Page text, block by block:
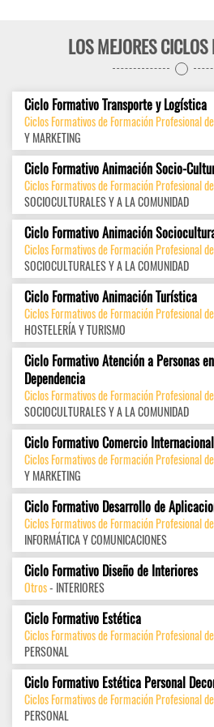
LOS MEJORES
Ciclo Formativo Transporte y Logística
Ciclos Formativos de Formación Profesional
Y MARKETING
Ciclo Formativo Animación Socio-
Ciclos Formativos de Formación Profesional
SOCIOCULTURALES Y A LA COMUNIDAD
Ciclo Formativo Animación
Ciclos Formativos de Formación Profesional
SOCIOCULTURALES Y A LA COMUNIDAD
Ciclo Formativo Animación Turística
Ciclos Formativos de Formación Profesional
HOSTELERÍA Y TURISMO
Ciclo Formativo Atención a Personas
Dependencia
Ciclos Formativos de Formación Profesional
SOCIOCULTURALES Y A LA COMUNIDAD
Ciclo Formativo Comercio Internacional
Ciclos Formativos de Formación Profesional
Y MARKETING
Ciclo Formativo Desarrollo de
Ciclos Formativos de Formación Profesional
INFORMÁTICA Y COMUNICACIONES
Ciclo Formativo Diseño de Interiores
Otros- INTERIORES
Ciclo Formativo Estética
Ciclos Formativos de Formación Profesional
PERSONAL
Ciclo Formativo Estética Personal
Ciclos Formativos de Formación Profesional
PERSONAL